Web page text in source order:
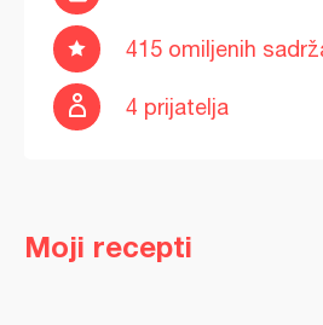
415 omiljenih
4 prijatelja
Moji recepti